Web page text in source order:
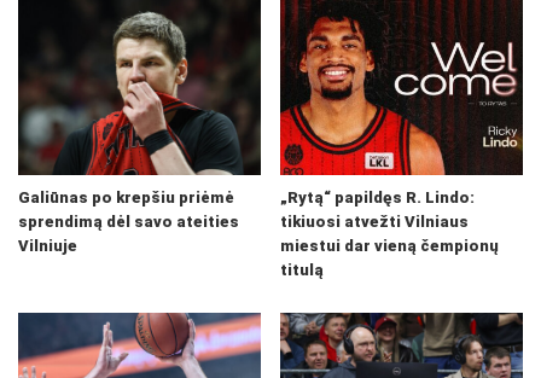
Galiūnas po krepšiu priėmė
sprendimą dėl savo ateities
Vilniuje
„Rytą“ papildęs R. Lindo:
tikiuosi atvežti Vilniaus
miestui dar vieną čempionų
titulą